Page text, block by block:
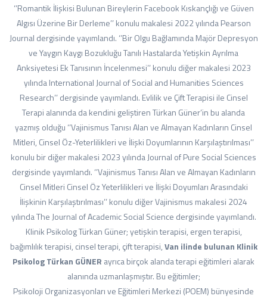
‘’Romantik İlişkisi Bulunan Bireylerin Facebook Kıskançlığı ve Güven
Algısı Üzerine Bir Derleme’’ konulu makalesi 2022 yılında Pearson
Journal dergisinde yayımlandı. ‘’Bir Olgu Bağlamında Majör Depresyon
ve Yaygın Kaygı Bozukluğu Tanılı Hastalarda Yetişkin Ayrılma
Anksiyetesi Ek Tanısının İncelenmesi’’ konulu diğer makalesi 2023
yılında International Journal of Social and Humanities Sciences
Research’’ dergisinde yayımlandı. Evlilik ve Çift Terapisi ile Cinsel
Terapi alanında da kendini geliştiren Türkan Güner’in bu alanda
yazmış olduğu ‘’Vajinismus Tanısı Alan ve Almayan Kadınların Cinsel
Mitleri, Cinsel Öz-Yeterlilikleri ve İlişki Doyumlarının Karşılaştırılması’’
konulu bir diğer makalesi 2023 yılında Journal of Pure Social Sciences
dergisinde yayımlandı. ‘’Vajinismus Tanısı Alan ve Almayan Kadınların
Cinsel Mitleri Cinsel Öz Yeterlilikleri ve İlişki Doyumları Arasındaki
İlişkinin Karşılaştırılması’’ konulu diğer Vajinismus makalesi 2024
yılında The Journal of Academic Social Science dergisinde yayımlandı.
Klinik Psikolog Türkan Güner; yetişkin terapisi, ergen terapisi,
bağımlılık terapisi, cinsel terapi, çift terapisi,Van ilinde bulunan Klinik
Psikolog Türkan GÜNER ayrıca birçok alanda terapi eğitimleri alarak
alanında uzmanlaşmıştır. Bu eğitimler;
Psikoloji Organizasyonları ve Eğitimleri Merkezi (POEM) bünyesinde